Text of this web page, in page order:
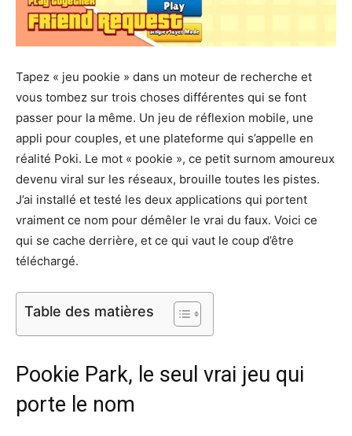
Tapez « jeu pookie » dans un moteur de recherche et
vous tombez sur trois choses différentes qui se font
passer pour la même. Un jeu de réflexion mobile, une
appli pour couples, et une plateforme qui s’appelle en
réalité Poki. Le mot « pookie », ce petit surnom amoureux
devenu viral sur les réseaux, brouille toutes les pistes.
J’ai installé et testé les deux applications qui portent
vraiment ce nom pour démêler le vrai du faux. Voici ce
qui se cache derrière, et ce qui vaut le coup d’être
téléchargé.
Table des matières
Pookie Park, le seul vrai jeu qui
porte le nom